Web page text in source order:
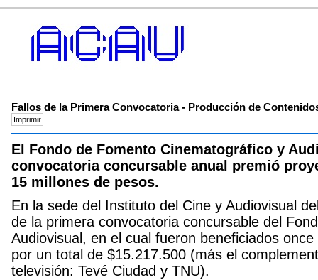
Fallos de la Primera Convocatoria - Producción de
El Fondo de Fomento Cinematográfico y
convocatoria concursable anual premió
15 millones de pesos.
En la sede del Instituto del Cine y Audiovisual
de la primera convocatoria concursable del
Audiovisual, en el cual fueron beneficiados
por un total de $15.217.500 (más el
televisión: Tevé Ciudad y TNU).